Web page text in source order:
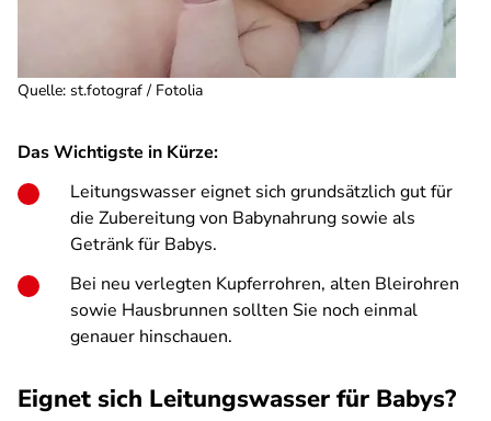
Quelle: st.fotograf / Fotolia
Das Wichtigste in Kürze:
Leitungswasser eignet sich grundsätzlich gut für
die Zubereitung von Babynahrung sowie als
Getränk für Babys.
Bei neu verlegten Kupferrohren, alten Bleirohren
sowie Hausbrunnen sollten Sie noch einmal
genauer hinschauen.
Eignet sich Leitungswasser für Babys?